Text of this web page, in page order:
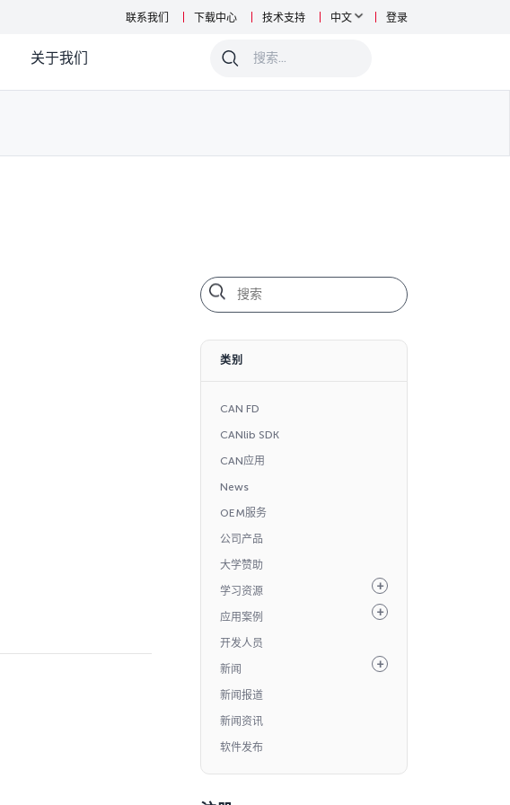
联系我们 下载中心 技术支持 中文 登录
关于我们 0
类别
CAN FD
CANlib SDK
CAN应用
News
OEM服务
公司产品
大学赞助
学习资源
应用案例
开发人员
新闻
新闻报道
新闻资讯
软件发布